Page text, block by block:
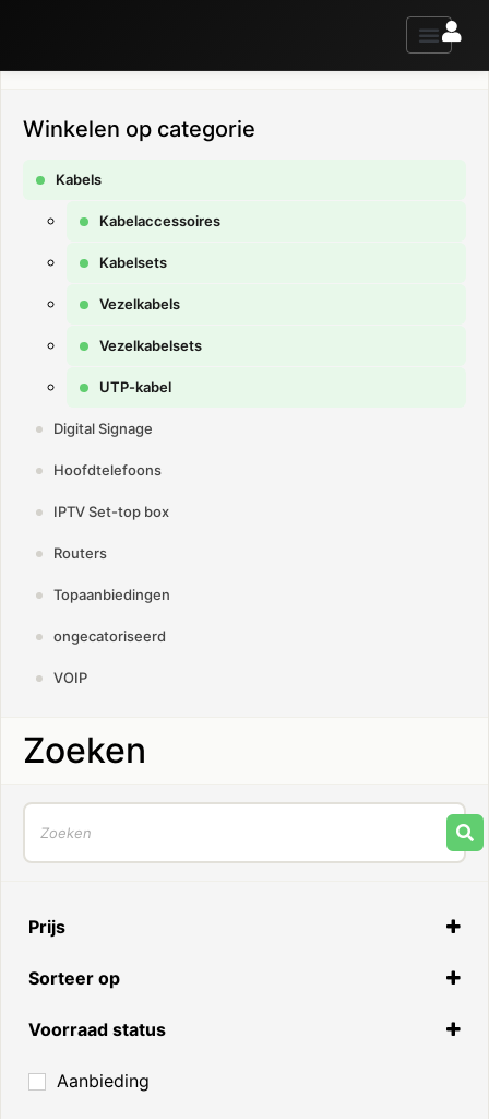
Winkelen op categorie
Kabels
Kabelaccessoires
Kabelsets
Vezelkabels
Vezelkabelsets
UTP-kabel
Digital Signage
Hoofdtelefoons
IPTV Set-top box
Routers
Topaanbiedingen
ongecatoriseerd
VOIP
Zoeken
Prijs
Sorteer op
Voorraad status
Niet op voorraad
Aanbieding